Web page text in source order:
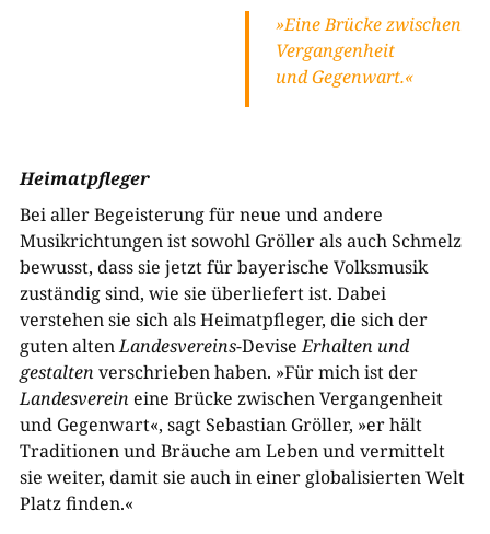
»Eine Brücke zwischen
Vergangenheit
und Gegenwart.«
Heimatpfleger
Bei aller Begeisterung für neue und andere
Musikrichtungen ist sowohl Gröller als auch Schmelz
bewusst, dass sie jetzt für bayerische Volksmusik
zuständig sind, wie sie überliefert ist. Dabei
verstehen sie sich als Heimatpfleger, die sich der
guten altenLandesvereins-DeviseErhalten und
gestalten verschrieben haben. »Für mich ist der
Landesverein eine Brücke zwischen Vergangenheit
und Gegenwart«, sagt Sebastian Gröller, »er hält
Traditionen und Bräuche am Leben und vermittelt
sie weiter, damit sie auch in einer globalisierten Welt
Platz finden.«